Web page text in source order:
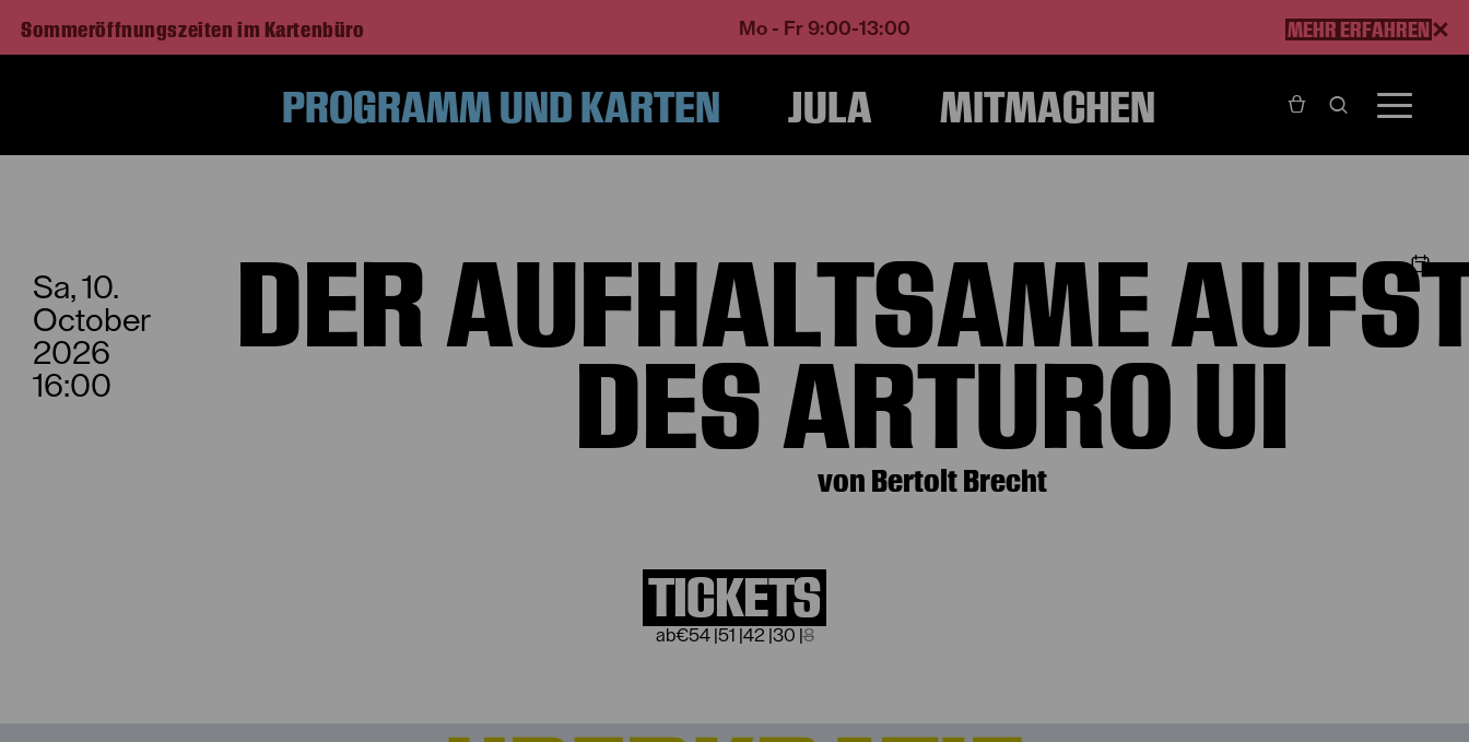
Sommeröffnungszeiten im Kartenbüro Mo - Fr 9:00-13:00 MEHR ERFAHREN
PROGRAMM UND KARTEN JULA MITMACHEN
Sa, 10.
October
2026
16:00
DER AUFHALTSAME
DES ARTURO UI
von Bertolt Brecht
TICKETS
€54 51 42 30 |8